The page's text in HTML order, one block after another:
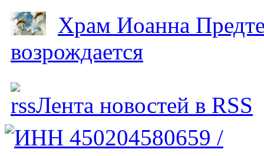
Храм Иоанна
возрождается
Лента новостей в RSS